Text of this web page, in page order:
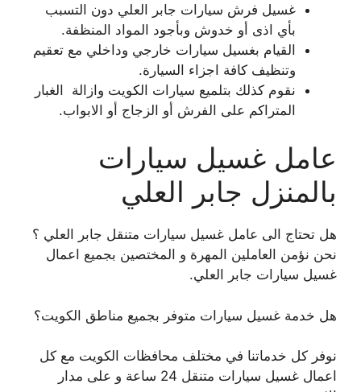
غسيل فرش سيارات جابر العلي دون التسبب
بأي اذى أو خدوش وبأجود المواد المنظفة.
القيام بغسيل سيارات خارجي وداخلي مع تعقيم
وتنظيف كافة اجزاء السيارة.
نقوم كذلك بتلميع سيارات الكويت وازالة الغبار
المتراكم على الفرش أو الزجاج أو الابواب.
عامل غسيل سيارات
بالمنزل جابر العلي
هل تحتاج الى عامل غسيل سيارات متنقل جابر العلي ؟
نحن نؤمن العاملين المهرة و المختصين بجميع اعمال
غسيل سيارات جابر العلي.
هل خدمة غسيل سيارات متوفر بجميع مناطق الكويت؟
نوفر كل خدماتنا في مختلف محافظات الكويت مع كل
اعمال غسيل سيارات متنقل 24 ساعة و على مدار